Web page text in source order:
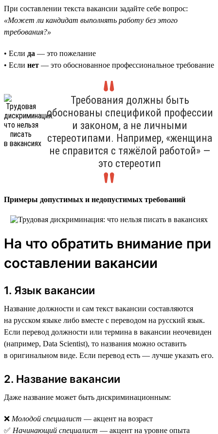
При составлении текста вакансии задайте себе вопрос:
«Может ли кандидат выполнять работу без этого
требования?»
• Если да — это пожелание
• Если нет — это обоснованное профессиональное требование
Требования должны быть
обоснованы спецификой профессии
и законом, а не личными
стереотипами. Например, «женщина
не справится с тяжёлой работой» —
это стереотип
Примеры допустимых и недопустимых требований
На что обратить внимание при
составлении вакансии
1. Язык вакансии
Название должности и сам текст вакансии составляются
на русском языке либо вместе с переводом на русский язык.
Если перевод должности или термина в вакансии неочевиден
(например, Data Scientist), то названия можно оставить
в оригинальном виде. Если перевод есть — лучше указать его.
2. Название вакансии
Даже название может быть дискриминационным:
❌ Молодой специалист — акцент на возраст
✅ Начинающий специалист — акцент на уровне опыта